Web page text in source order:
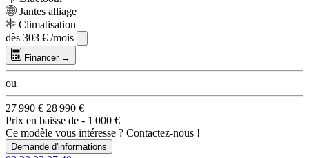
Jantes alliage
Climatisation
dès 303 € /mois
Financer →
ou
27 990 € 28 990 €
Prix en baisse de - 1 000 €
Ce modèle vous intéresse ? Contactez-nous !
Demande d'informations